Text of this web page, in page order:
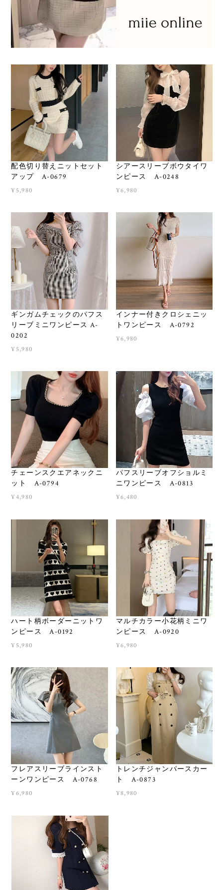
配色切り替えニットセット
アップ A-0679
¥5,980
シアースリーブボウタイワ
ンピース A-0248
¥6,980
ギンガムチェックのパフス
リーブミニワンピース A-
0202
¥5,980
インナー付きクロシェニッ
トワンピース A-0792
¥6,980
チェーンスクエアネックニ
ット A-0794
¥4,980
パフスリーブオフショルミ
ニワンピース A-0813
¥6,480
ハート柄ボーダーニットワ
ンピース A-0192
¥5,980
マルチカラー小花柄ミニワ
ンピース A-0920
¥6,980
フレアスリーブラインスト
ーンワンピース A-0768
¥6,980
トレンチジャンパースカー
ト A-0873
¥8,980